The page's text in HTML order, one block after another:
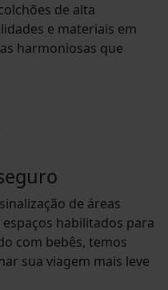
de alta
e materiais em
harmoniosas que
de áreas
habilitados para
com bebês, temos
sua viagem mais leve